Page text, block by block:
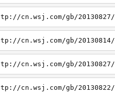
cn.wsj.com/gb/20130827/
cn.wsj.com/gb/20130814/
cn.wsj.com/gb/20130827/
cn.wsj.com/gb/20130822/